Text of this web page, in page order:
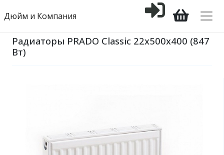
Дюйм и Компания
Радиаторы PRADO Classic 22х500х400 (847
Вт)